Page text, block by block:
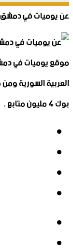
عن يوميات في دمشق
موقع يوميات في
العربية السورية
بوك 4 مليون متابع .